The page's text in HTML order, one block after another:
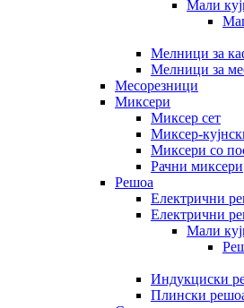
Мали
Мелници за
Мелници за
Месорезници
Миксери
Миксер сет
Миксер-
Миксери со
Рачни миксери
Решоа
Електрични
Електрични
Мали
Индукциски
Плински